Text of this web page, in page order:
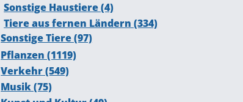
Sonstige Haustiere (4)
Tiere aus fernen Ländern (334)
Sonstige Tiere (97)
Spinnen (45)
Weichtiere (Schnecken u.a.) (32)
Pflanzen (1119)
Blumen, Blüten (384)
Bäume (431)
Blätter (139)
Verkehr (549)
Autos (80)
Musik (75)